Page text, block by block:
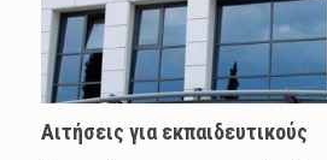
Αιτήσεις για εκπαιδευτικούς